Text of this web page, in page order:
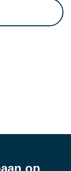
op